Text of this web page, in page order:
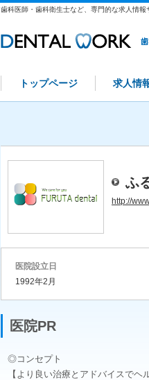
歯科医師・歯科衛生士など、専門的な求人情
トップページ 求人情
ふ
http://
医院設立日
1992年2月
医院PR
◎コンセプト
【より良い治療とアドバイスで